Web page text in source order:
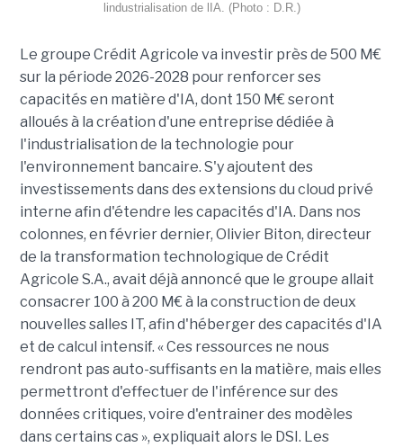
lindustrialisation de lIA. (Photo : D.R.)
Le groupe Crédit Agricole va investir près de 500 M€
sur la période 2026-2028 pour renforcer ses
capacités en matière d'IA, dont 150 M€ seront
alloués à la création d'une entreprise dédiée à
l'industrialisation de la technologie pour
l'environnement bancaire. S'y ajoutent des
investissements dans des extensions du cloud privé
interne afin d'étendre les capacités d'IA. Dans nos
colonnes, en février dernier, Olivier Biton, directeur
de la transformation technologique de Crédit
Agricole S.A., avait déjà annoncé que le groupe allait
consacrer 100 à 200 M€ à la construction de deux
nouvelles salles IT, afin d'héberger des capacités d'IA
et de calcul intensif. « Ces ressources ne nous
rendront pas auto-suffisants en la matière, mais elles
permettront d'effectuer de l'inférence sur des
données critiques, voire d'entrainer des modèles
dans certains cas », expliquait alors le DSI. Les